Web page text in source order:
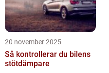
20 november 2025
Så kontrollerar du bilens
stötdämpare